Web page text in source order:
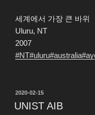
세계에서 가장 큰 바위
Uluru, NT
2007
#NT#uluru#australia
작
성
일
2020-02-15
UNIST AIB